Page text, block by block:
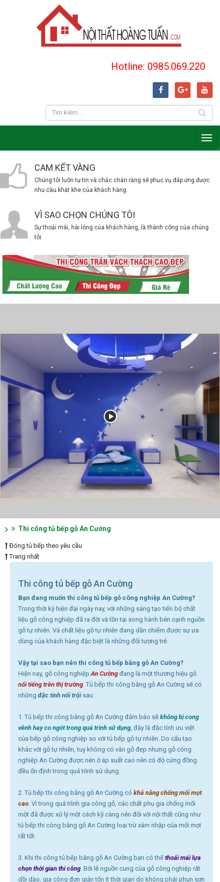
Hotline: 0985.069.220
CAM KẾT VÀNG
Chúng tôi luôn tự tin và chắc chắn rằng sẽ phục vụ đáp ứng được
nhu cầu khắt khe của khách hàng.
VÌ SAO CHỌN CHÚNG TÔI
Sự thoải mái, hài lòng của khách hàng, là thành công của chúng
tôi.
Thi công tủ bếp gỗ An Cường
Đóng tủ bếp theo yêu cầu
Trang nhất
Thi công tủ bếp gỗ An Cường
Bạn đang muốn thi công tủ bếp gỗ công nghiệp An Cường?
Trong thời kỳ hiện đại ngày nay, với những sáng tạo tiến bộ chất
liệu gỗ công nghiệp đã ra đời và tồn tại song hành bên cạnh nguồn
gỗ tự nhiên. Và chất liệu gỗ tự nhiên đang dần chiếm được sự ưa
dùng của khách hàng đặc biệt là những đối tượng trẻ.
Vậy tại sao bạn nên thi công tủ bếp bằng gỗ An Cường?
Hiện nay, gỗ công nghiệpAn Cường đang là một thương hiệu gỗ
nổi tiếng trên thị trường. Tủ bếp thi công bằng gỗ An Cường sẽ có
những đặc tính nổi trộisau:
1. Tủ bếp thi công bằng gỗ An Cường đảm bảo sẽ không bị cong
vênh hay co ngót trong quá trình sử dụng, đây là đặc tính ưu việt
của bếp gỗ công nghiệp so với tủ bếp gỗ tự nhiên. Do cấu tạo
khác với gỗ tự nhiên, tuy không có vân gỗ đẹp nhưng gỗ công
nghiệp An Cường được nén ở áp suất cao nên có độ cứng đồng
đều ổn định trong quá trình sử dụng.
2. Tủ bếp thi công bằng gỗ An Cường có khả năng chống mối mọt
cao. Vì trong quá trình gia công gỗ, các chất phụ gia chống mối
một đã được xử lý một cách kỹ càng nên đối với nội thất cũng như
tủ bếp thi công bằng gỗ An Cường loại trừ xâm nhập của mối mọt
rất tốt.
3. Khi thi công tủ bếp bằng gỗ An Cường bạn có thể thoải mái lựa
chọn thời gian thi công. Bởi lẽ nguồn cung của gỗ công nghiệp rất
dồi dào, gia công đơn giản tốn ít thời gian do không phải phun sơn